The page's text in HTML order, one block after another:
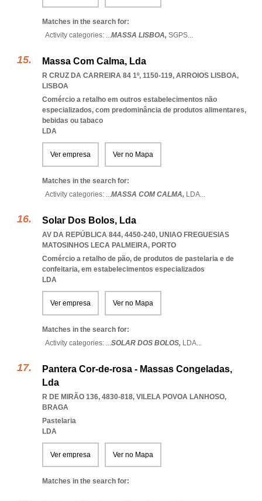
Matches in the search for:
Activity categories: ...MASSA LISBOA, SGPS...
Massa Com Calma, Lda
R CRUZ DA CARREIRA 84 1º, 1150-119, ARROIOS LISBOA,
LISBOA
Comércio a retalho em outros estabelecimentos não
especializados, com predominância de produtos alimentares,
bebidas ou tabaco
LDA
Ver empresa Ver no Mapa
Matches in the search for:
Activity categories: ...MASSA COM CALMA, LDA...
Solar Dos Bolos, Lda
AV DA REPÚBLICA 844, 4450-240, UNIAO FREGUESIAS
MATOSINHOS LECA PALMEIRA, PORTO
Comércio a retalho de pão, de produtos de pastelaria e de
confeitaria, em estabelecimentos especializados
LDA
Ver empresa Ver no Mapa
Matches in the search for:
Activity categories: ...SOLAR DOS BOLOS, LDA...
Pantera Cor-de-rosa - Massas Congeladas,
Lda
R DE MIRÃO 136, 4830-818, VILELA POVOA LANHOSO,
BRAGA
Pastelaria
LDA
Ver empresa Ver no Mapa
Matches in the search for: